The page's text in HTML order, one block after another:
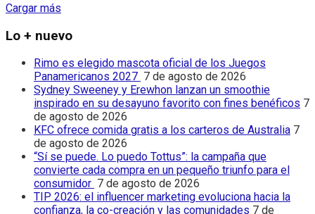
Cargar más
Lo + nuevo
Rimo es elegido mascota oficial de los Juegos
Panamericanos 2027 7 de agosto de 2026
Sydney Sweeney y Erewhon lanzan un smoothie
inspirado en su desayuno favorito con fines benéficos 7
de agosto de 2026
KFC ofrece comida gratis a los carteros de Australia 7
de agosto de 2026
“Sí se puede. Lo puedo Tottus”: la campaña que
convierte cada compra en un pequeño triunfo para el
consumidor 7 de agosto de 2026
TIP 2026: el influencer marketing evoluciona hacia la
confianza, la co-creación y las comunidades 7 de